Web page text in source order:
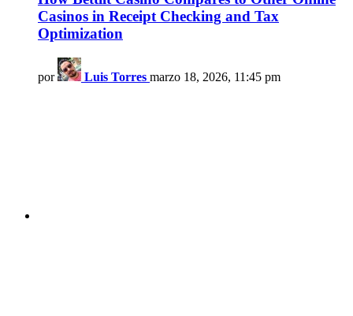
Casinos in Receipt Checking and Tax
Optimization
por Luis Torres marzo 18, 2026, 11:45 pm